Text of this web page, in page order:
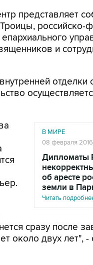
представляет
российско-
и
отделки
В МИРЕ
08 февраля 2016
Дипломаты
об аресте
земли в
Читать
сразу после
около двух лет", -